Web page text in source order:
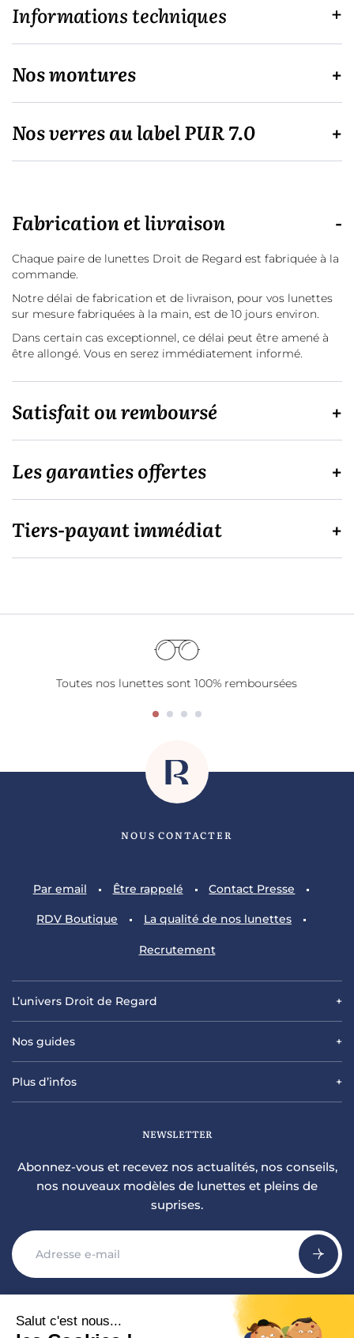
Informations techniques
Nos montures
Nos verres au label PUR 7.0
Fabrication et livraison
Chaque paire de lunettes Droit de Regard est fabriquée à la
commande.
Notre délai de fabrication et de livraison, pour vos lunettes
sur mesure fabriquées à la main, est de 10 jours environ.
Dans certain cas exceptionnel, ce délai peut être amené à
être allongé. Vous en serez immédiatement informé.
Satisfait ou remboursé
Les garanties offertes
Tiers-payant immédiat
Toutes nos lunettes sont 100% remboursées
NOUS CONTACTER
Par email Être rappelé Contact Presse
RDV Boutique La qualité de nos lunettes
Recrutement
L’univers Droit de Regard
Nos guides
Plus d’infos
NEWSLETTER
Abonnez-vous et recevez nos actualités, nos conseils,
nos nouveaux modèles de lunettes et pleins de
suprises.